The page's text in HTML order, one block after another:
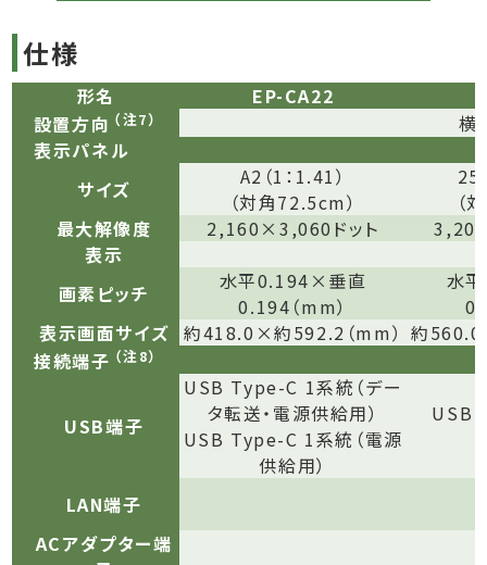
仕様
形名 EP-CA22
設置方向 （注7）
横
表示パネル
サイズ
A2（1：1.41）
（対角72.5cm）
（
最大解像度
2,160×3,060ドット
表示
画素ピッチ
水平0.194×垂直
0.194（mm）
水
表示画面サイズ 約418.0×約592.2（mm） 約
接続端子 （注8）
USB端子
USB Type-C 1系統（デー
タ転送・電源供給用）
USB Type-C 1系統（電源
供給用）
USB
LAN端子
ACアダプター端